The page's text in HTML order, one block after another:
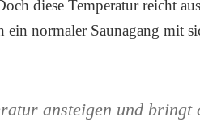
diese Temperatur reicht
ein normaler Saunagang mit
ansteigen und bringt